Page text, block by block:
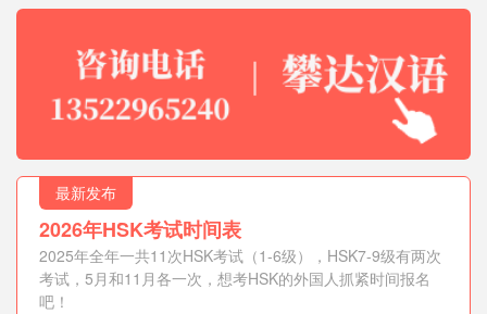
最新发布
2026年HSK考试时间表
2025年全年一共11次HSK考试（1-6级），HSK7-9级有两次
考试，5月和11月各一次，想考HSK的外国人抓紧时间报名
吧！